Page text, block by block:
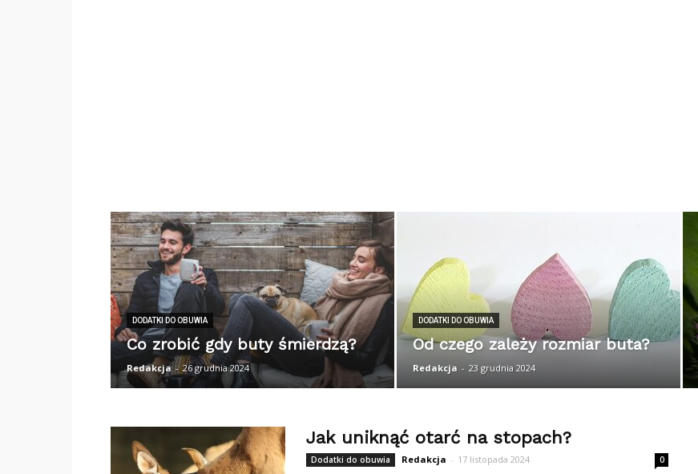
DODATKI DO OBUWIA
Co zrobić gdy buty śmierdzą?
Redakcja - 26 grudnia 2024
DODATKI DO OBUWIA
Od czego zależy rozmiar buta?
Redakcja - 23 grudnia 2024
Jak uniknąć otarć na stopach?
Dodatki do obuwia Redakcja - 17 listopada 2024 0